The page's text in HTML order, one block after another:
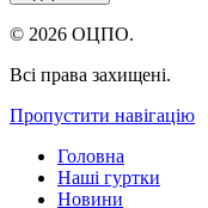
© 2026 ОЦПО.
Всі права захищені.
Пропустити навігацію
Головна
Наші гуртки
Новини